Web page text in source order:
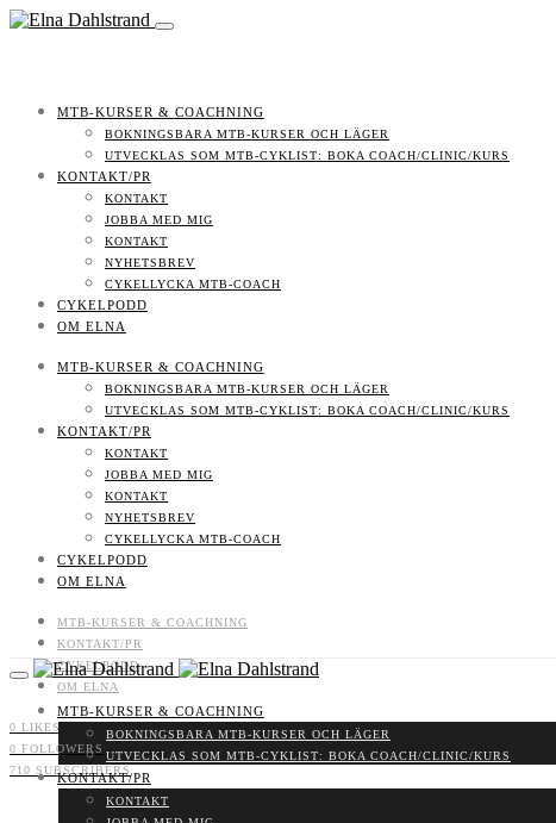
MTB-KURSER & COACHNING
BOKNINGSBARA MTB-KURSER OCH LÄGER
UTVECKLAS SOM MTB-CYKLIST: BOKA COACH/CLINIC/KURS
KONTAKT/PR
KONTAKT
JOBBA MED MIG
KONTAKT
NYHETSBREV
CYKELLYCKA MTB-COACH
CYKELPODD
OM ELNA
MTB-KURSER & COACHNING
BOKNINGSBARA MTB-KURSER OCH LÄGER
UTVECKLAS SOM MTB-CYKLIST: BOKA COACH/CLINIC/KURS
KONTAKT/PR
KONTAKT
JOBBA MED MIG
KONTAKT
NYHETSBREV
CYKELLYCKA MTB-COACH
CYKELPODD
OM ELNA
MTB-KURSER & COACHNING
KONTAKT/PR
CYKELPODD
OM ELNA
0 LIKES
0 FOLLOWERS
710 SUBSCRIBERS
MTB-KURSER & COACHNING
BOKNINGSBARA MTB-KURSER OCH LÄGER
UTVECKLAS SOM MTB-CYKLIST: BOKA COACH/CLINIC/KURS
KONTAKT/PR
KONTAKT